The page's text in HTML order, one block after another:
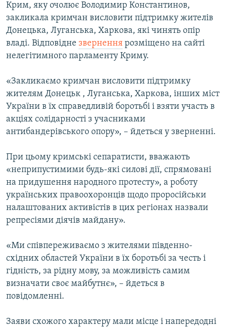
Усі сайти RFE/RL
Крим, яку очолює Володимир Константинов,
закликала кримчан висловити підтримку жителів
Донецька, Луганська, Харкова, які чинять опір
владі. Відповідне звернення розміщено на сайті
нелегітимного парламенту Криму.
«Закликаємо кримчан висловити підтримку
жителям Донецьк , Луганська, Харкова, інших міст
України в їх справедливій боротьбі і взяти участь в
акціях солідарності з учасниками
антибандерівського опору», – йдеться у зверненні.
При цьому кримські сепаратисти, вважають
«неприпустимими будь-які силові дії, спрямовані
на придушення народного протесту», а роботу
українських правоохоронців щодо проросійськи
налаштованих активістів в цих регіонах назвали
репресіями діячів майдану».
«Ми співпереживаємо з жителями південно-
східних областей України в їх боротьбі за честь і
гідність, за рідну мову, за можливість самим
визначати своє майбутнє», – йдеться в
повідомленні.
Заяви схожого характеру мали місце і напередодні